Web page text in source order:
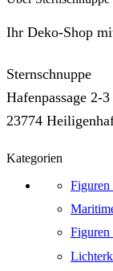
Ihr Deko-Shop
Sternschnuppe
Hafenpassage 2-3
23774
Kategorien
Figuren
Figuren